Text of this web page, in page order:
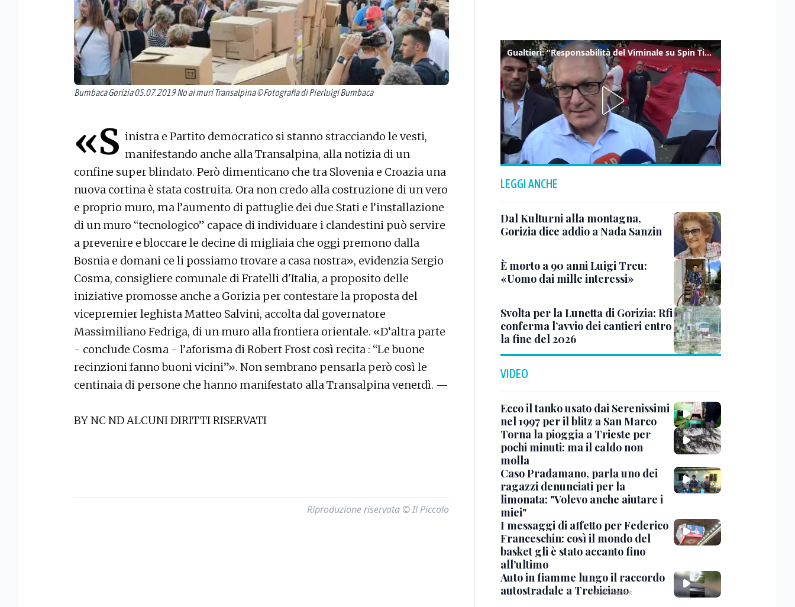
Bumbaca Gorizia 05.07.2019 No ai muri Transalpina © Fotografia di Pierluigi Bumbaca
«S inistra e Partito democratico si stanno stracciando le vesti,
manifestando anche alla Transalpina, alla notizia di un
confine super blindato. Però dimenticano che tra Slovenia e Croazia una
nuova cortina è stata costruita. Ora non credo alla costruzione di un vero
e proprio muro, ma l’aumento di pattuglie dei due Stati e l’installazione
di un muro “tecnologico” capace di individuare i clandestini può servire
a prevenire e bloccare le decine di migliaia che oggi premono dalla
Bosnia e domani ce li possiamo trovare a casa nostra», evidenzia Sergio
Cosma, consigliere comunale di Fratelli d'Italia, a proposito delle
iniziative promosse anche a Gorizia per contestare la proposta del
vicepremier leghista Matteo Salvini, accolta dal governatore
Massimiliano Fedriga, di un muro alla frontiera orientale. «D’altra parte
- conclude Cosma - l’aforisma di Robert Frost così recita : “Le buone
recinzioni fanno buoni vicini”». Non sembrano pensarla però così le
centinaia di persone che hanno manifestato alla Transalpina venerdì. —
BY NC ND ALCUNI DIRITTI RISERVATI
Riproduzione riservata © Il Piccolo
Gualtieri: "Responsabilità del Viminale su Spin Time? La posizione dei partiti è nota"
LEGGI ANCHE
Dal Kulturni alla montagna,
Gorizia dice addio a Nada Sanzin
È morto a 90 anni Luigi Treu:
«Uomo dai mille interessi»
Svolta per la Lunetta di Gorizia: Rfi
conferma l’avvio dei cantieri entro
la fine del 2026
VIDEO
Ecco il tanko usato dai Serenissimi
nel 1997 per il blitz a San Marco
Torna la pioggia a Trieste per
pochi minuti: ma il caldo non
molla
Caso Pradamano, parla uno dei
ragazzi denunciati per la
limonata: "Volevo anche aiutare i
miei"
I messaggi di affetto per Federico
Franceschin: così il mondo del
basket gli è stato accanto fino
all’ultimo
Auto in fiamme lungo il raccordo
autostradale a Trebiciano